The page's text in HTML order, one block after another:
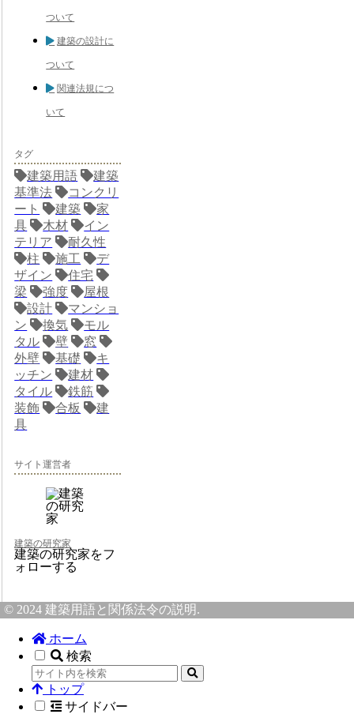
ついて
建築の設計に
ついて
関連法規につ
いて
タグ
建築用語
建築
基準法
コンクリ
ート
建築
家
具
木材
イン
テリア
耐久性
柱
施工
デ
ザイン
住宅
梁
強度
屋根
設計
マンショ
ン
換気
モル
タル
壁
窓
外壁
基礎
キ
ッチン
建材
タイル
鉄筋
装飾
合板
建
具
サイト運営者
建築の研究家
建築の研究家をフ
ォローする
© 2024 建築用語と関係法令の説明.
ホーム
検索
トップ
サイドバー